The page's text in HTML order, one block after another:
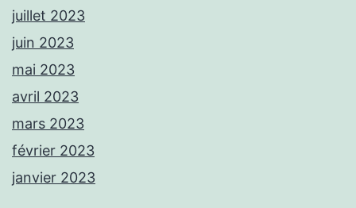
juillet 2023
juin 2023
mai 2023
avril 2023
mars 2023
février 2023
janvier 2023